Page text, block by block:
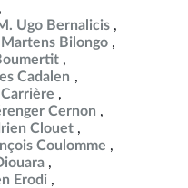
Ugo Bernalicis
Martens Bilongo
Cadalen
Cernon
Clouet
Coulomme
Erodi